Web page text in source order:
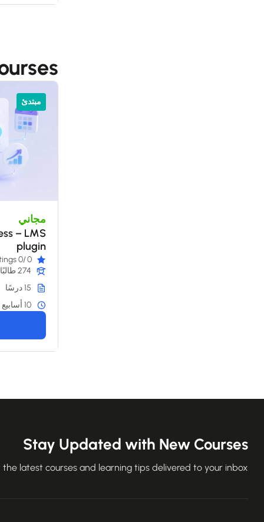
مبتدئ
مجاني
– LMS
plugin
0
/0 ratings
274 طالبًا
15 درسًا
10 أسابيع
Stay Updated with New Courses
the latest courses and learning tips delivered to your inbox.